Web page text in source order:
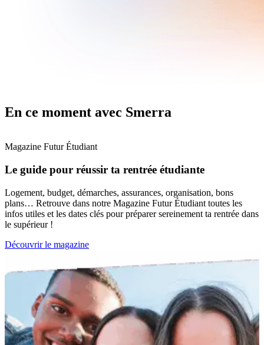
En ce moment avec Smerra
Magazine Futur Étudiant
Le guide pour réussir ta rentrée étudiante
Logement, budget, démarches, assurances, organisation, bons
plans… Retrouve dans notre Magazine Futur Étudiant toutes les
infos utiles et les dates clés pour préparer sereinement ta rentrée dans
le supérieur !
Découvrir le magazine